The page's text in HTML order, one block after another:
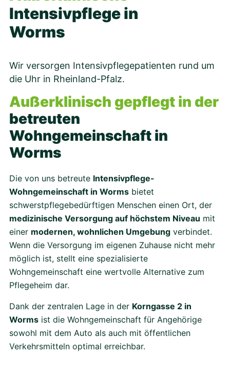
Intensivpflege in
Worms
Wir versorgen Intensivpflegepatienten rund um
die Uhr in Rheinland-Pfalz.
Außerklinisch gepflegt in der
betreuten
Wohngemeinschaft in
Worms
Die von uns betreute Intensivpflege-
Wohngemeinschaft in Worms bietet
schwerstpflegebedürftigen Menschen einen Ort, der
medizinische Versorgung auf höchstem Niveau mit
einer modernen, wohnlichen Umgebung verbindet.
Wenn die Versorgung im eigenen Zuhause nicht mehr
möglich ist, stellt eine spezialisierte
Wohngemeinschaft eine wertvolle Alternative zum
Pflegeheim dar.
Dank der zentralen Lage in der Korngasse 2 in
Worms ist die Wohngemeinschaft für Angehörige
sowohl mit dem Auto als auch mit öffentlichen
Verkehrsmitteln optimal erreichbar.